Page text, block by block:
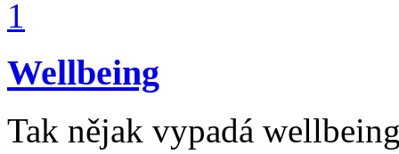
Wellbeing
Tak nějak vypadá